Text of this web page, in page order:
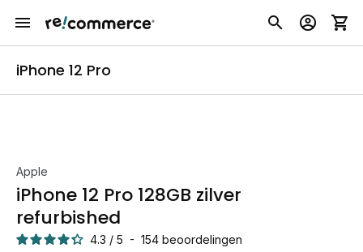
iPhone 12 Pro
Apple
iPhone 12 Pro 128GB zilver
refurbished
4.3 / 5 - 154 beoordelingen